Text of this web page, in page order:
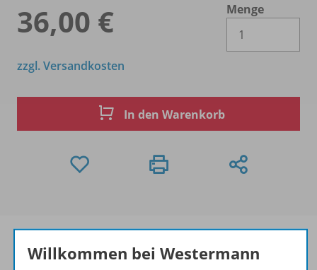
36,00 €
Menge
zzgl. Versandkosten
In den Warenkorb
Willkommen bei Westermann